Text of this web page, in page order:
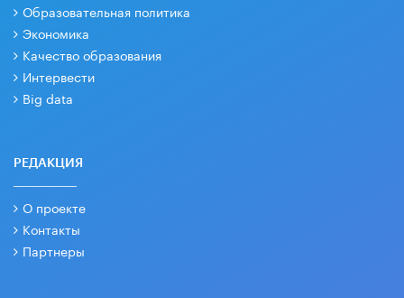
Образовательная политика
Экономика
Качество образования
Интервести
Big data
РЕДАКЦИЯ
О проекте
Контакты
Партнеры